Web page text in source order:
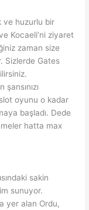
ve huzurlu bir
Kocaeli’ni ziyaret
zaman size
Sizlerde Gates
oyunu o kadar
başladı. Dede
hatta max
sakin
sunuyor.
yer alan Ordu,